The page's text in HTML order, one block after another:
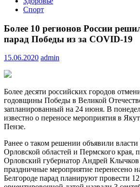
Спорт
Более 10 регионов России
парад Победы из за COVID-19
15.06.2020 admin
Более десяти российских городов
годовщины Победы в Великой
запланированный на 24 июня. В
известно о переносе мероприятия в
Пензе.
Ранее о таком решении объявили власти
Орловской областей и Пермского края,
Орловский губернатор Андрей Клычков
праздничные мероприятие перенесено
Белгороде парад планируют провести